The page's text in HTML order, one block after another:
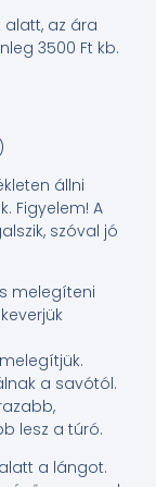
alatt, az ára
3500 Ft kb.
állni
Figyelem! A
szóval jó
melegíteni
a savótól.
lesz a túró.
a lángot.